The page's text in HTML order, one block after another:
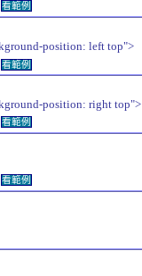
看範例
position: left top">
看範例
position: right top">
看範例
看範例